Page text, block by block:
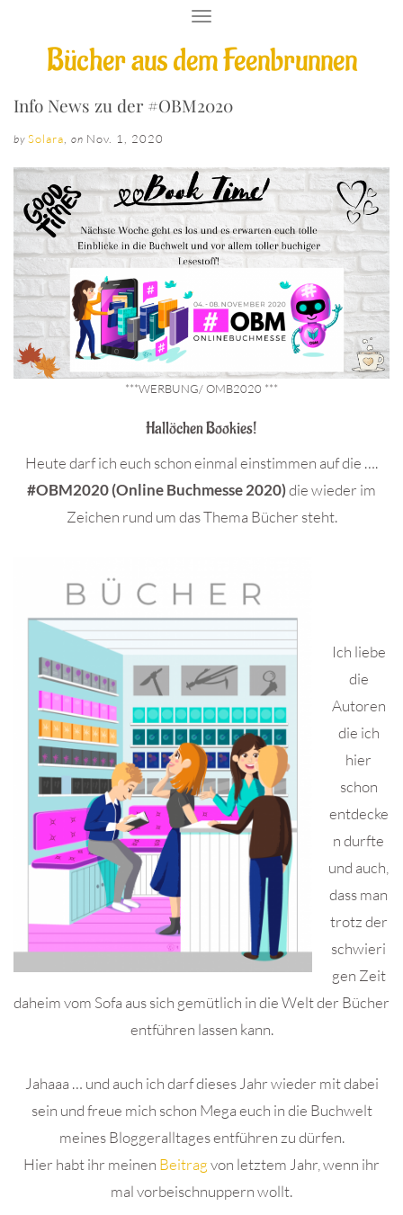
Bücher aus dem Feenbrunnen
T
G
N
A
T
I
O
N
Info News zu der #OBM2020
by Solara on Nov. 1, 2020
***WERBUNG/ OMB2020 ***
Hallöchen Bookies!
Heute darf ich euch schon einmal einstimmen auf die ….
#OBM2020 (Online Buchmesse 2020)die wieder im
Zeichen rund um das Thema Bücher steht.
Ich liebe
die
Autoren
die ich
hier
schon
entdecke
n durfte
und auch,
dass man
trotz der
schwieri
gen Zeit
daheim vom Sofa aus sich gemütlich in die Welt der Bücher
entführen lassen kann.
Jahaaa … und auch ich darf dieses Jahr wieder mit dabei
sein und freue mich schon Mega euch in die Buchwelt
meines Bloggeralltages entführen zu dürfen.
Hier habt ihr meinen Beitragvon letztem Jahr, wenn ihr
mal vorbeischnuppern wollt.